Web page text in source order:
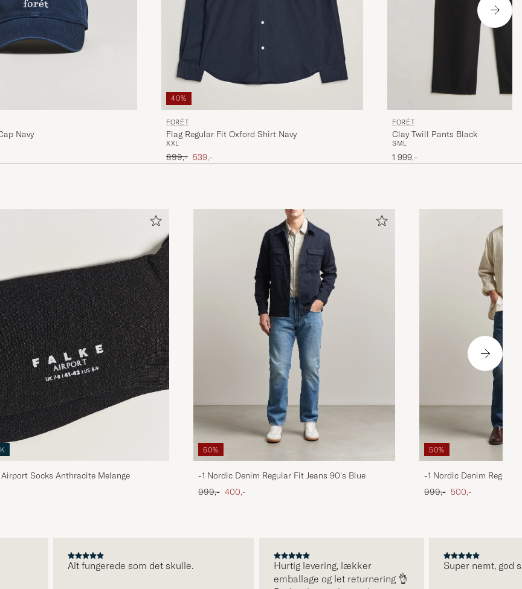
Navy
40%
FORÉT
Flag Regular Fit Oxford Shirt Navy
XXL
Ordinary pris
899,- Nedsat pris
539,-
FORÉT
Clay Twill Pants Black
SML
1 999,-
Socks Anthracite Melange
60%
-1 Nordic Denim Regular Fit Jeans 90's Blue
Ordinary pris
999,- Nedsat pris
400,-
50%
-1 Nordic Denim Regular
Ordinary pris
999,- Nedsat pris
500,-
Alt fungerede som det skulle.
Hurtig levering, lækker
emballage og let returnering 👌
Super nemt, god